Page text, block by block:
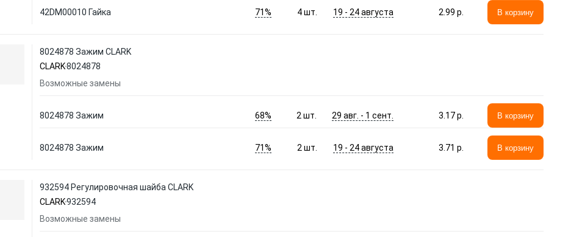
42DM00010 Гайка 71% 4шт. 19 - 24 августа 2.99 p. В корзину
8024878 Зажим CLARK
CLARK8024878
Возможные замены
8024878 Зажим 68% 2 шт. 29 авг. - 1 сент. 3.17 p. В корзину
8024878 Зажим 71% 2 шт. 19 - 24 августа 3.71 p. В корзину
932594 Регулировочная шайба CLARK
CLARK932594
Возможные замены